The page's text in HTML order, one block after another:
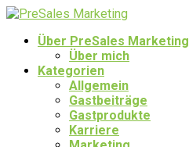
Über PreSales Marketing
Über mich
Kategorien
Allgemein
Gastbeiträge
Gastprodukte
Karriere